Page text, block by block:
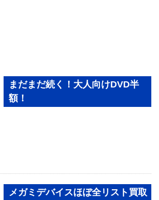
まだまだ続く！大人向けDVD半
額！
メガミデバイスほぼ全リスト買取